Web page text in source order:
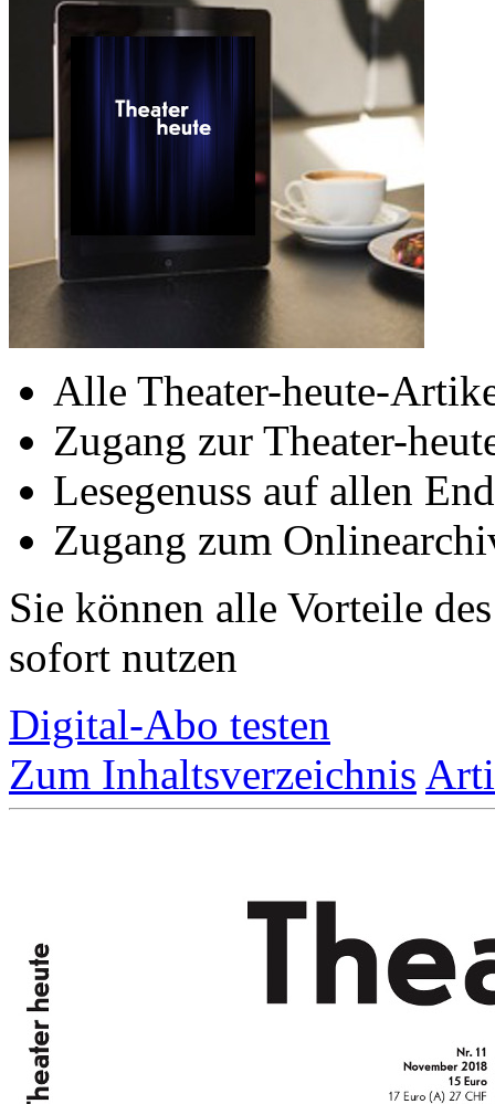
Alle Theater-heute-
Zugang zur Theater-
Lesegenuss auf allen
Zugang zum
Sie können alle Vorteile
sofort nutzen
Digital-Abo testen
Zum Inhaltsverzeichnis